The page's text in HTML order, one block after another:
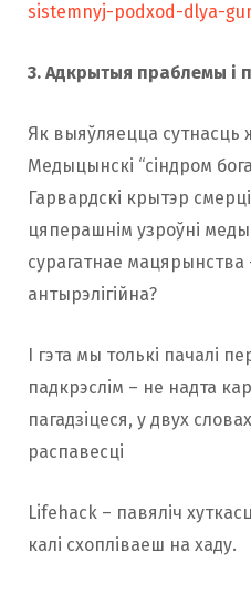
sistemnyj-podxod-dlya-
3. Адкрытыя праблемы і
Як выяўляецца сутнасць
Медыцынскі “сіндром
Гарвардскі крытэр
цяперашнім узроўні
сурагатнае мацярынства
антырэлігійна?
І гэта мы толькі пачалі
падкрэслім – не надта
пагадзіцеся, у двух
распавесці
Lifehack – павяліч
калі схопліваеш на хаду.